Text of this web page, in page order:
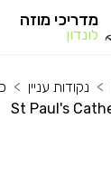
מדריכי מוזה
לונדון
נקודות עניין